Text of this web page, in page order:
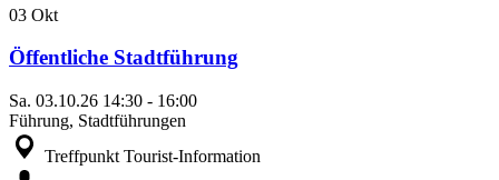
03 Okt
Öffentliche Stadtführung
Sa. 03.10.26 14:30 - 16:00
Führung, Stadtführungen
Treffpunkt Tourist-Information